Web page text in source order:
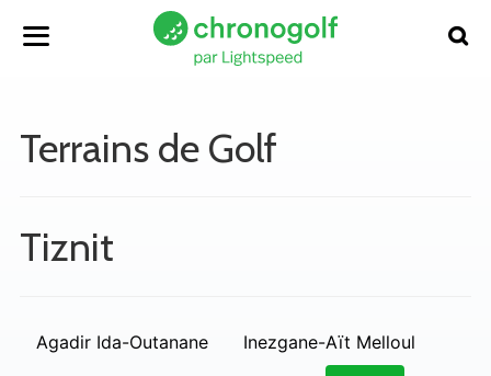
Terrains de Golf
Tiznit
Agadir Ida-Outanane Inezgane-Aït Melloul